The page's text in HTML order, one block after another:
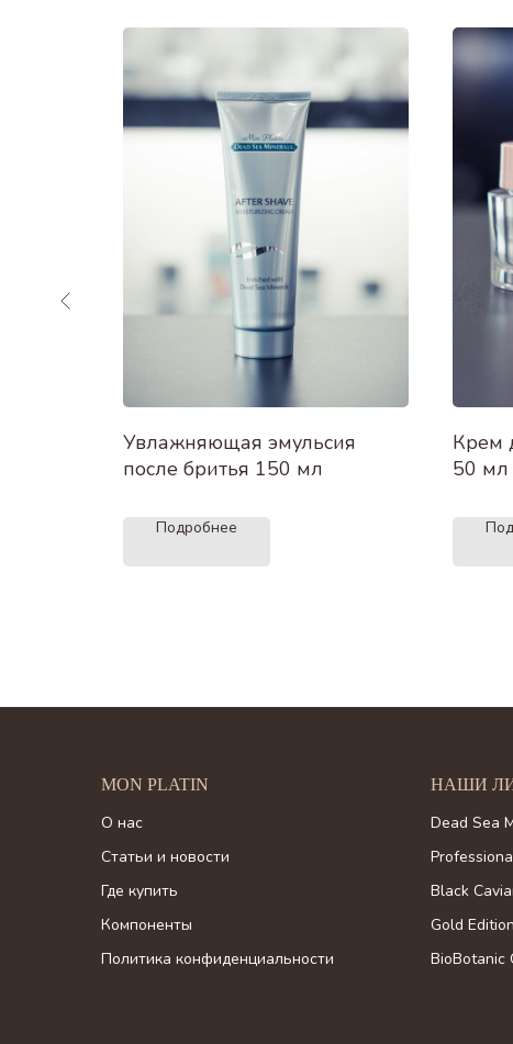
Увлажняющая эмульсия
после бритья 150 мл
Подробнее
Крем
50 мл
MON PLATIN
О нас
Статьи и новости
Где купить
Компоненты
Политика конфиденциальности
НАШИ
Dead Sea
Black
Gold Edition
BioBotanic